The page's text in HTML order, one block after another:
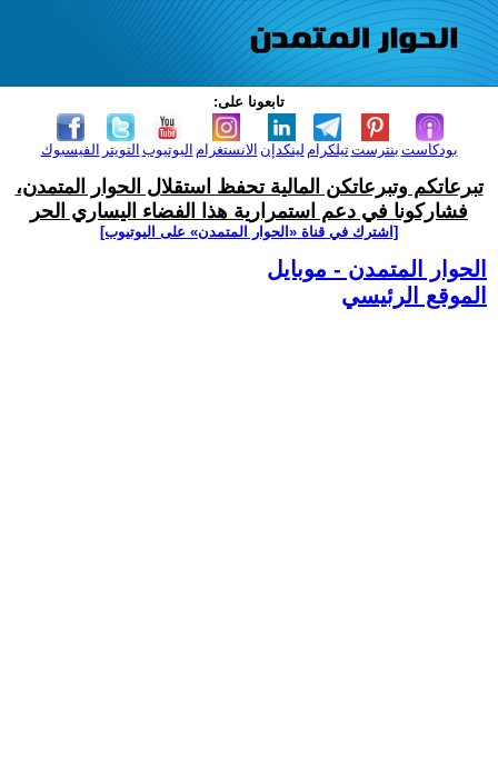
تابعونا على:
الفيسبوك التويتر اليوتيوب الانستغرام لينكدإن تيلكرامبنترست بودكاست
تبرعاتكم وتبرعاتكن المالية تحفظ استقلال الحوار المتمدن،
فشاركونا في دعم استمرارية هذا الفضاء اليساري الحر
[اشترك في قناة ‫«الحوار المتمدن» على اليوتيوب]
الحوار المتمدن - موبايل
الموقع الرئيسي